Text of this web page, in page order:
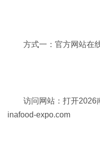
方式一：官方网站在
访问网站：打开2026
inafood-expo.com